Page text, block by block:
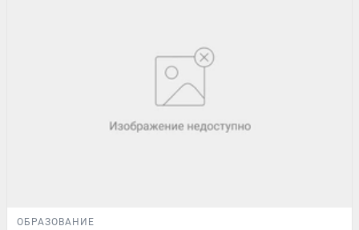
ОБРАЗОВАНИЕ